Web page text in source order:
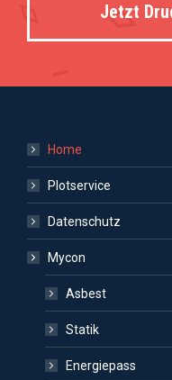
Jetzt
Home
Plotservice
Datenschutz
Mycon
Asbest
Statik
Energiepass